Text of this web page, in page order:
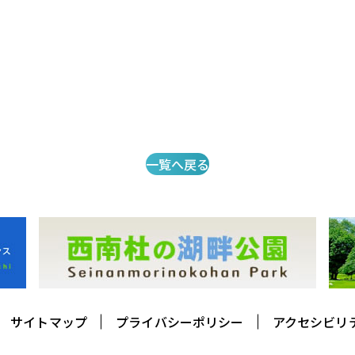
一覧へ戻る
サイトマップ プライバシーポリシー アクセシビリ